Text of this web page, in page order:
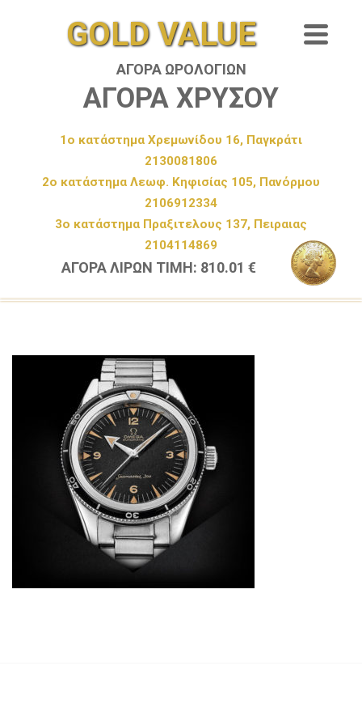
GOLD VALUE
ΑΓΟΡΑ ΩΡΟΛΟΓΙΩΝ
ΑΓΟΡΑ ΧΡΥΣΟΥ
1ο κατάστημα Χρεμωνίδου 16, Παγκράτι
2130081806
2ο κατάστημα Λεωφ. Κηφισίας 105, Πανόρμου
2106912334
3ο κατάστημα Πραξιτελους 137, Πειραιας
2104114869
ΑΓΟΡΑ ΛΙΡΩΝ ΤΙΜΗ: 810.01 €